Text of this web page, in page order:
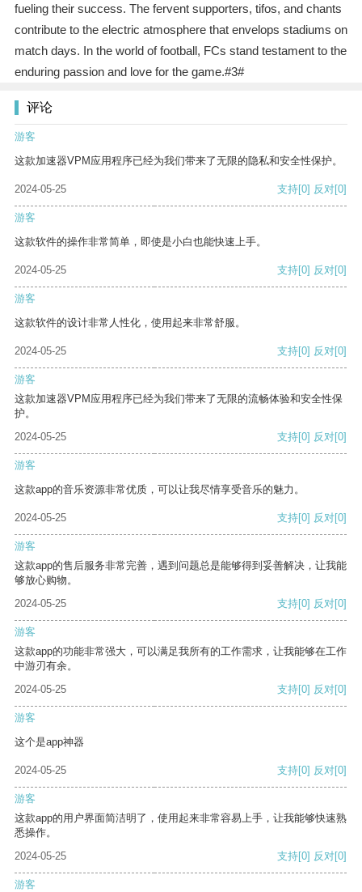
fueling their success. The fervent supporters, tifos, and chants
contribute to the electric atmosphere that envelops stadiums on
match days. In the world of football, FCs stand testament to the
enduring passion and love for the game.#3#
评论
游客
这款加速器VPM应用程序已经为我们带来了无限的隐私和安全性保护。
2024-05-25 支持[0] 反对[0]
游客
这款软件的操作非常简单，即使是小白也能快速上手。
2024-05-25 支持[0] 反对[0]
游客
这款软件的设计非常人性化，使用起来非常舒服。
2024-05-25 支持[0] 反对[0]
游客
这款加速器VPM应用程序已经为我们带来了无限的流畅体验和安全性保
护。
2024-05-25
支持[0] 反对[0]
游客
这款app的音乐资源非常优质，可以让我尽情享受音乐的魅力。
2024-05-25 支持[0] 反对[0]
游客
这款app的售后服务非常完善，遇到问题总是能够得到妥善解决，让我能
够放心购物。
2024-05-25
支持[0] 反对[0]
游客
这款app的功能非常强大，可以满足我所有的工作需求，让我能够在工作
中游刃有余。
2024-05-25
支持[0] 反对[0]
游客
这个是app神器
2024-05-25 支持[0] 反对[0]
游客
这款app的用户界面简洁明了，使用起来非常容易上手，让我能够快速熟
悉操作。
2024-05-25
支持[0] 反对[0]
游客